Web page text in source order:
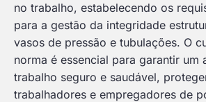
no trabalho, estabelecendo os
para a gestão da integridade
vasos de pressão e tubulações. O
norma é essencial para garantir um
trabalho seguro e saudável,
trabalhadores e empregadores de